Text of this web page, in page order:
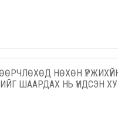
НӨХӨН
ШААРДАХ НЬ ҮНДСЭН